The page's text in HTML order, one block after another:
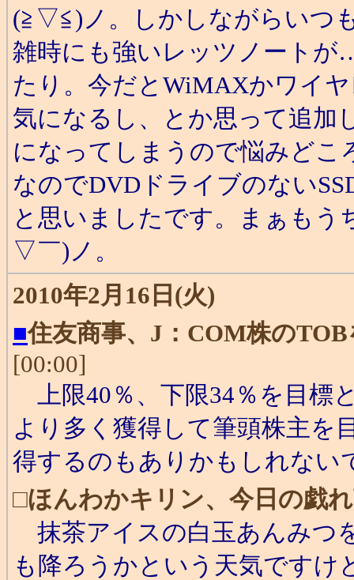
(≧▽≦)ノ。しかしながらいつ
雑時にも強いレッツノート
たり。今だとWiMAXかワイ
気になるし、とか思って追加
になってしまうので悩みどこ
なのでDVDドライブのない
と思いましたです。まぁも
▽￣)ノ。
2010年2月16日(火)
■住友商事、J：COM株の
[00:00]
上限40％、下限34％を目標
より多く獲得して筆頭株主を
得するのもありかもしれない
□ほんわかキリン、今日の戯
抹茶アイスの白玉あんみつ
も降ろうかという天気です